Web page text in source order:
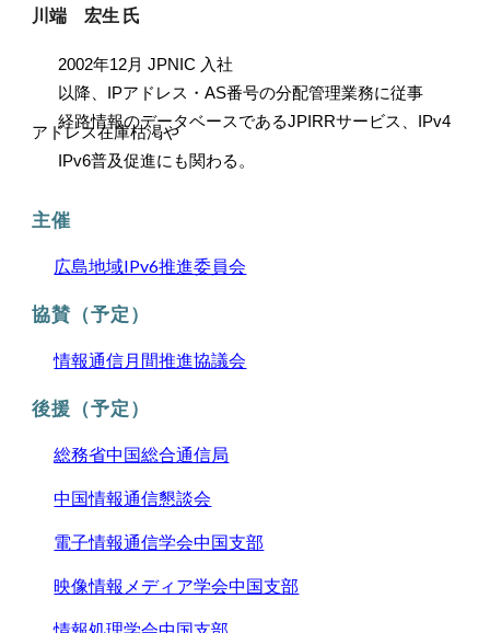
川端 宏生 氏
2002年12月 JPNIC 入社
以降、IPアドレス・AS番号の分配管理業務に従事
経路情報のデータベースであるJPIRRサービス、IPv4
アドレス在庫枯渇や
IPv6普及促進にも関わる。
主催
広島地域IPv6推進委員会
協賛（予定）
情報通信月間推進協議会
後援（予定）
総務省中国総合通信局
中国情報通信懇談会
電子情報通信学会中国支部
映像情報メディア学会中国支部
情報処理学会中国支部